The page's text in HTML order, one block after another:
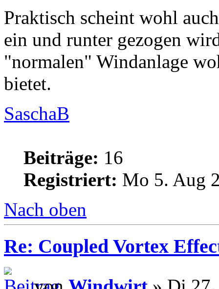
Praktisch scheint wohl
ein und runter gezogen
"normalen" Windanlage
bietet.
SaschaB
Beiträge: 16
Registriert: Mo 5. Aug
Nach oben
Re: Coupled Vortex